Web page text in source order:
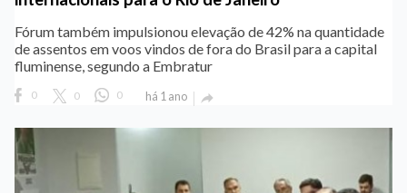
Fórum também impulsionou elevação de 42% na quantidade
de assentos em voos vindos de fora do Brasil para a capital
fluminense, segundo a Embratur
0 0 0 há 1 ano 